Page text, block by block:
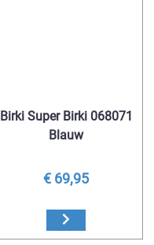
Birki Super Birki 068071
Blauw
€ 69,95